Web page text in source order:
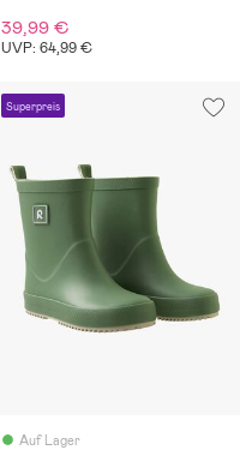
39,99 €
UVP: 64,99 €
Superpreis
Auf Lager